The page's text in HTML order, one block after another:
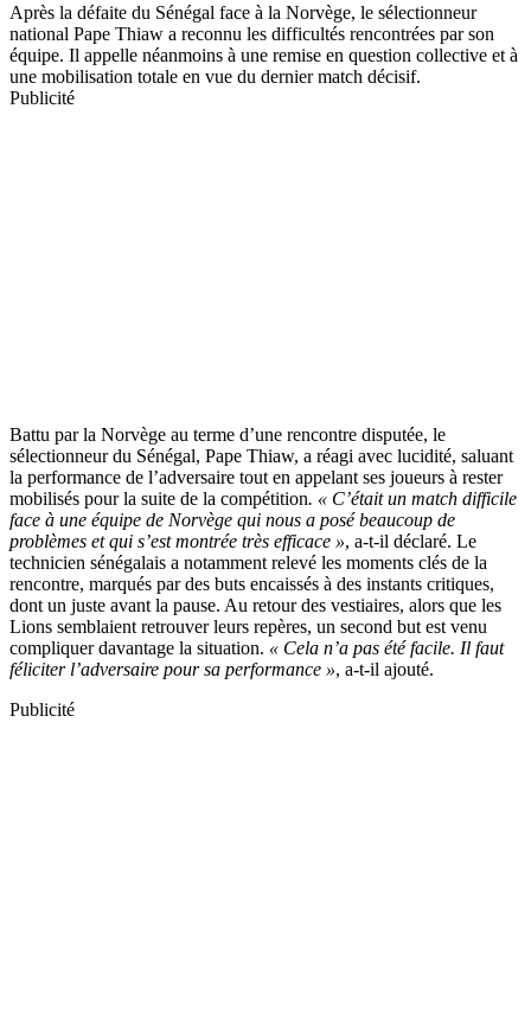
Après la défaite du Sénégal face à la Norvège, le sélectionneur
national Pape Thiaw a reconnu les difficultés rencontrées par son
équipe. Il appelle néanmoins à une remise en question collective et à
une mobilisation totale en vue du dernier match décisif.
Publicité
Battu par la Norvège au terme d’une rencontre disputée, le
sélectionneur du Sénégal, Pape Thiaw, a réagi avec lucidité, saluant
la performance de l’adversaire tout en appelant ses joueurs à rester
mobilisés pour la suite de la compétition. « C’était un match difficile
face à une équipe de Norvège qui nous a posé beaucoup de
problèmes et qui s’est montrée très efficace », a-t-il déclaré. Le
technicien sénégalais a notamment relevé les moments clés de la
rencontre, marqués par des buts encaissés à des instants critiques,
dont un juste avant la pause. Au retour des vestiaires, alors que les
Lions semblaient retrouver leurs repères, un second but est venu
compliquer davantage la situation. « Cela n’a pas été facile. Il faut
féliciter l’adversaire pour sa performance », a-t-il ajouté.
Publicité